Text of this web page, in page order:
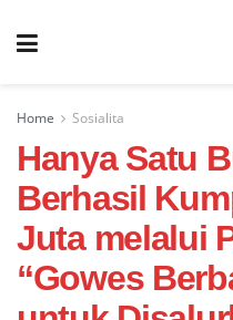
Home Sosialita
Hanya Satu
Berhasil
Juta melalui
“Gowes